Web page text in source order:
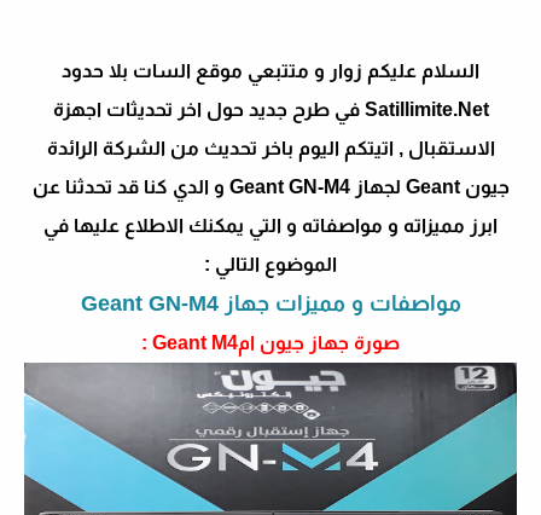
السلام عليكم زوار و متتبعي موقع السات بلا حدود
Satillimite.Net في طرح جديد حول اخر تحديثات اجهزة
الاستقبال , اتيتكم اليوم باخر تحديث من الشركة الرائدة
جيون Geant لجهاز Geant GN-M4 و الدي كنا قد تحدثنا عن
ابرز مميزاته و مواصفاته و التي يمكنك الاطلاع عليها في
الموضوع التالي :
مواصفات و مميزات جهاز Geant GN-M4
صورة جهاز جيون امGeant M4 :